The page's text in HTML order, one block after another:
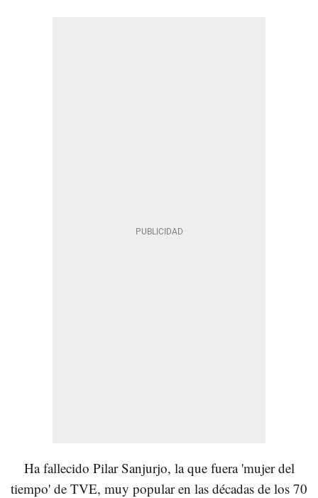
Ha fallecido Pilar Sanjurjo, la que fuera 'mujer del
tiempo' de TVE, muy popular en las décadas de los 70